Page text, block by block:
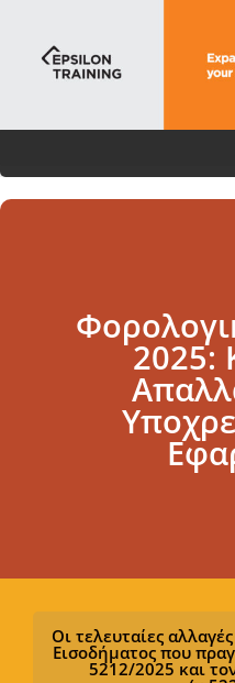
2025:
Οι τελευταίες
Εισοδήματος που
5212/2025 και